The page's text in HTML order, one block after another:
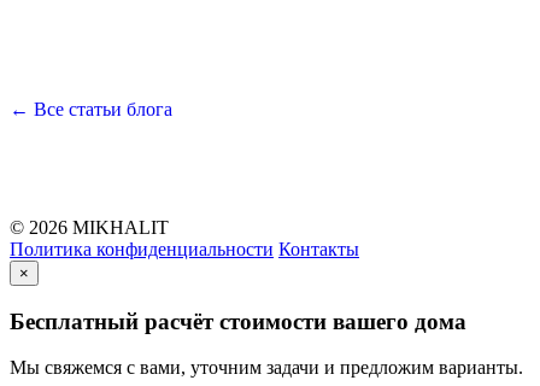
← Все статьи блога
© 2026 MIKHALIT
Политика конфиденциальности Контакты
×
Бесплатный расчёт стоимости вашего дома
Мы свяжемся с вами, уточним задачи и предложим варианты.